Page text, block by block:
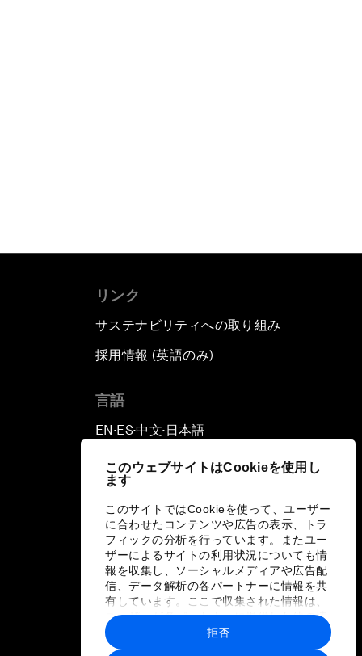
このウェブサイトはCookieを使用し
ます
このサイトではCookieを使って、ユーザー
に合わせたコンテンツや広告の表示、トラ
フィックの分析を行っています。またユー
ザーによるサイトの利用状況についても情
報を収集し、ソーシャルメディアや広告配
信、データ解析の各パートナーに情報を共
有しています。ここで収集された情報は、
ユーザーが各パートナーに提供した他の情
報や各パートナーのサービスを使用した際
に収集された情報と組み合わされ、各パー
拒否
リンク
サステナビリティへの取り組み
採用情報 (英語のみ)
言語
EN ▪ ES▪中文▪ 日本語